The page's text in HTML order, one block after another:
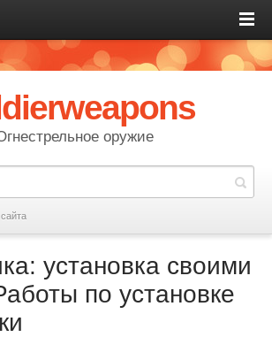
оружие
установка своими
по установке